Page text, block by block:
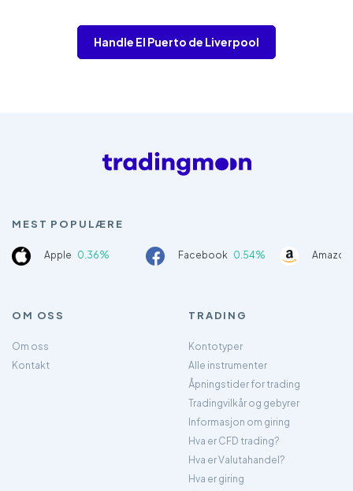
Handle El Puerto de Liverpool
MEST POPULÆRE
Apple 0.36% Facebook 0.54%
OM OSS
Om oss
Kontakt
TRADING
Kontotyper
Alle instrumenter
Åpningstider for trading
Tradingvilkår og gebyrer
Informasjon om giring
Hva er CFD trading?
Hva er Valutahandel?
Hva er giring